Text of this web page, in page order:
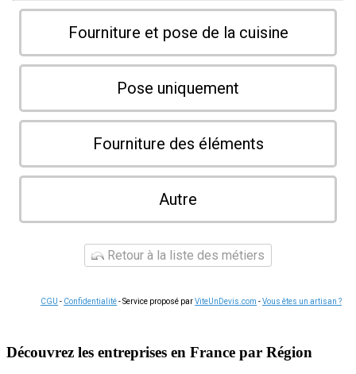
Fourniture et pose de la cuisine
Pose uniquement
Fourniture des éléments
Autre
Retour à la liste des métiers
CGU - Confidentialité- Service proposé parViteUnDevis.com -Vous êtes un artisan ?
Découvrez les entreprises en France par Région